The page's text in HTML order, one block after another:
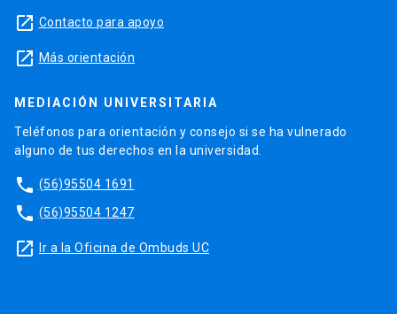
launch Contacto para apoyo
launch Más orientación
MEDIACIÓN UNIVERSITARIA
Teléfonos para orientación y consejo si se ha vulnerado
alguno de tus derechos en la universidad.
phone (56)95504 1691
phone (56)95504 1247
launch Ir a la Oficina de Ombuds UC